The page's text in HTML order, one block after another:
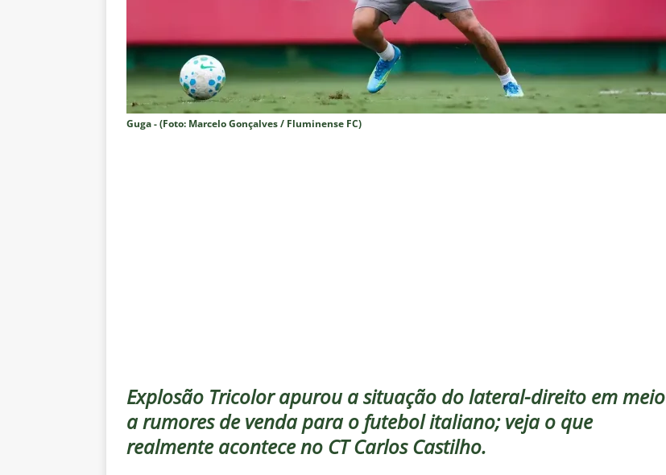
⚠️ EDITORIAL: Fracasso do Fluminense é “projeto” para empurrar a SAF,
dispara Vinicius Toledo
COLUNAS
[ 7 de agosto de 2026 ]
Fluminense faz anúncio sobre o futuro do volante Ruan Sales
NOTÍCIAS
[ 7 de agosto de 2026 ] Mercado da bola: Estafe de Luiz Henrique informa encerramento de
sobre a “decomposição” das Torcidas Organizadas e cooptação pela gestão
NOTÍCIAS
[ 7 de agosto de 2026 ] Brasileirão 2026: CBF divulga arbitragem para Botafogo x Fluminense
NOTÍCIAS
Guga - (Foto: Marcelo Gonçalves / Fluminense FC)
Explosão Tricolor apurou a situação do lateral-direito em meio
a rumores de venda para o futebol italiano; veja o que
realmente acontece no CT Carlos Castilho.